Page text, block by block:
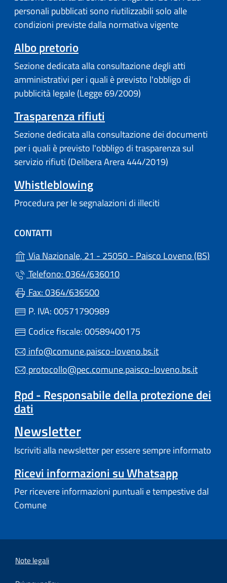
personali pubblicati sono riutilizzabili solo alle
condizioni previste dalla normativa vigente
Albo pretorio
Sezione dedicata alla consultazione degli atti
amministrativi per i quali è previsto l'obbligo di
pubblicità legale (Legge 69/2009)
Trasparenza rifiuti
Sezione dedicata alla consultazione dei documenti
per i quali è previsto l'obbligo di trasparenza sul
servizio rifiuti (Delibera Arera 444/2019)
Whistleblowing
Procedura per le segnalazioni di illeciti
CONTATTI
Via Nazionale, 21 - 25050 - Paisco Loveno (BS)
Telefono: 0364/636010
Fax: 0364/636500
P. IVA: 00571790989
Codice fiscale: 00589400175
info@comune.paisco-loveno.bs.it
protocollo@pec.comune.paisco-loveno.bs.it
Rpd - Responsabile della protezione dei
dati
Newsletter
Iscriviti alla newsletter per essere sempre informato
Ricevi informazioni su Whatsapp
Per ricevere informazioni puntuali e tempestive dal
Comune
Note legali